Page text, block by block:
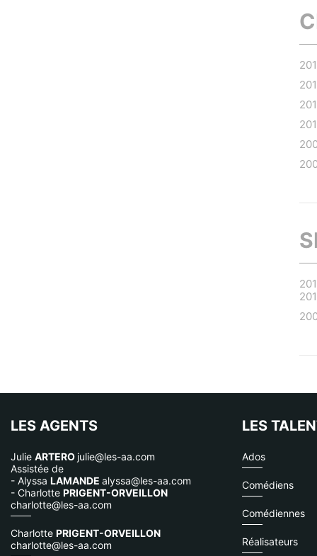
LES AGENTS
Julie ARTERO julie@les-aa.com
Assistée de
- Alyssa LAMANDE alyssa@les-aa.com
- Charlotte PRIGENT-ORVEILLON
charlotte@les-aa.com
Charlotte PRIGENT-ORVEILLON
charlotte@les-aa.com
LES
Ados
Comédiens
Comédiennes
Réalisateurs